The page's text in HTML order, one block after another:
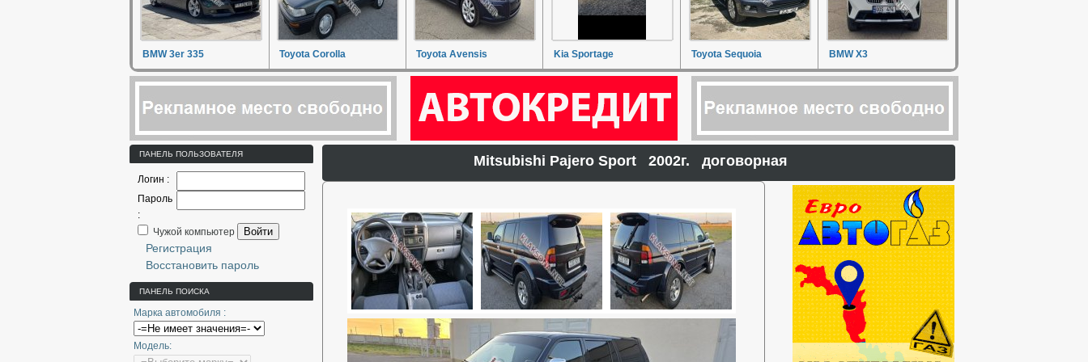
BMW 3er 335 Toyota Corolla Toyota Avensis Kia Sportage Toyota Sequoia BMW X3
ПАНЕЛЬ ПОЛЬЗОВАТЕЛЯ
Логин :
Пароль
:
Чужой компьютер
Войти
Регистрация
Восстановить пароль
ПАНЕЛЬ ПОИСКА
Марка автомобиля :
Модель:
Mitsubishi Pajero Sport 2002г. договорная